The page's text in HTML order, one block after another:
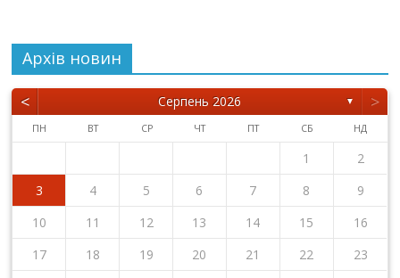
Архiв новин
< Серпень 2026 ▼ >
ПН ВТ СР ЧТ ПТ СБ НД
1
2
3
4 5 6 7 8
9
10
11 12 13 14 15
16
17
18 19 20 21 22
23